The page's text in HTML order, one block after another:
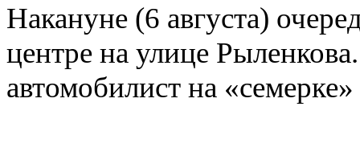
Накануне (6 августа)
центре на улице
автомобилист на